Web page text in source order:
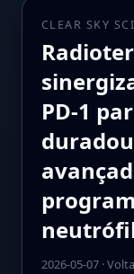
CLEAR SKY
PD-1
2026-05-07·